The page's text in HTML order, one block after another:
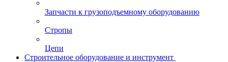
Запчасти к грузоподъемному оборудованию
Стропы
Цепи
Строительное оборудование и инструмент